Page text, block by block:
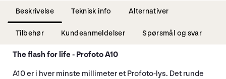
Beskrivelse Teknisk info Alternativer
Tilbehør Kundeanmeldelser Spørsmål og svar
The flash for life - Profoto A10
A10 er i hver minste millimeter et Profoto-lys. Det runde